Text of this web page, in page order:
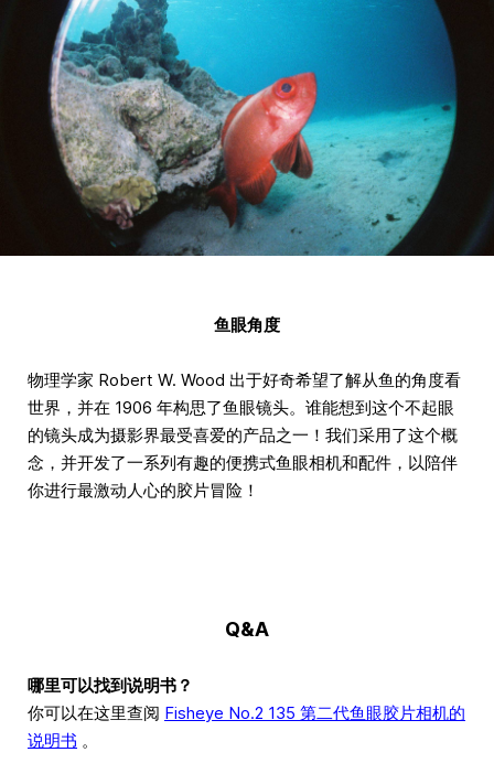
鱼眼角度
物理学家 Robert W. Wood 出于好奇希望了解从鱼的角度看
世界，并在 1906 年构思了鱼眼镜头。谁能想到这个不起眼
的镜头成为摄影界最受喜爱的产品之一！我们采用了这个概
念，并开发了一系列有趣的便携式鱼眼相机和配件，以陪伴
你进行最激动人心的胶片冒险！
Q&A
哪里可以找到说明书？
你可以在这里查阅 Fisheye No.2 135 第二代鱼眼胶片相机的
说明书 。